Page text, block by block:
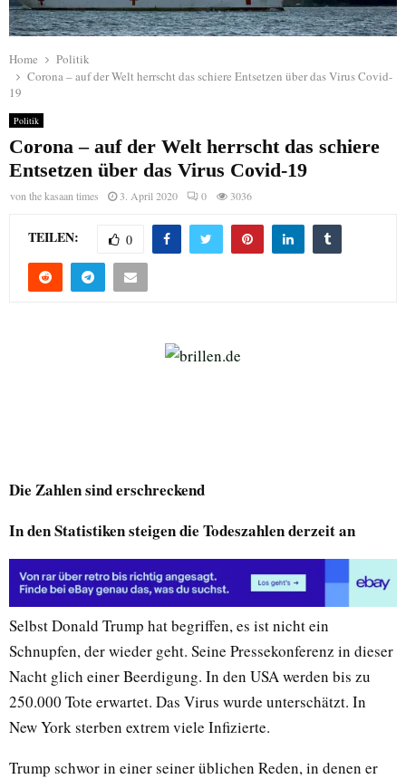
Home
Politik
Corona – auf der Welt herrscht das schiere Entsetzen über das Virus Covid-
19
Politik
Corona – auf der Welt herrscht das schiere
Entsetzen über das Virus Covid-19
von the kasaan times 3. April 2020 0 3036
TEILEN: 0
Die Zahlen sind erschreckend
In den Statistiken steigen die Todeszahlen derzeit an
Selbst Donald Trump hat begriffen, es ist nicht ein
Schnupfen, der wieder geht. Seine Pressekonferenz in dieser
Nacht glich einer Beerdigung. In den USA werden bis zu
250.000 Tote erwartet. Das Virus wurde unterschätzt. In
New York sterben extrem viele Infizierte.
Trump schwor in einer seiner üblichen Reden, in denen er